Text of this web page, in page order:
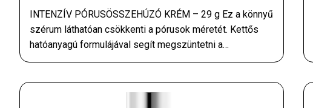
INTENZÍV PÓRUSÖSSZEHÚZÓ KRÉM – 29 g Ez a könnyű
szérum láthatóan csökkenti a pórusok méretét. Kettős
hatóanyagú formulájával segít megszüntetni a…